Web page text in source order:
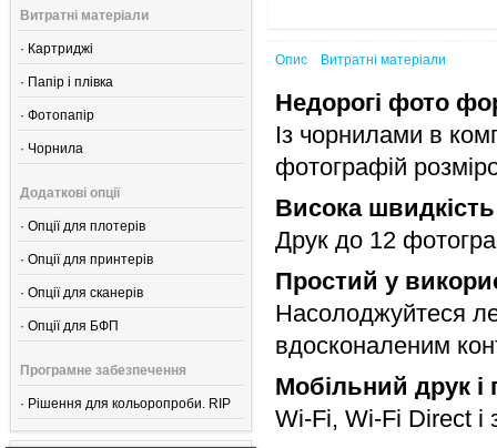
Витратні матеріали
· Картриджі
· Папір і плівка
· Фотопапір
· Чорнила
Додаткові опції
· Опції для плотерів
· Опції для принтерів
· Опції для сканерів
· Опції для БФП
Програмне забезпечення
· Рішення для кольоропроби. RIP
Опис Витратні матеріали
Недорогі фото
Із чорнилами в
фотографій
Висока
Друк до 12
Простий у
Насолоджуйтеся
вдосконаленим
Мобільний друк і
Wi-Fi, Wi-Fi Direct і